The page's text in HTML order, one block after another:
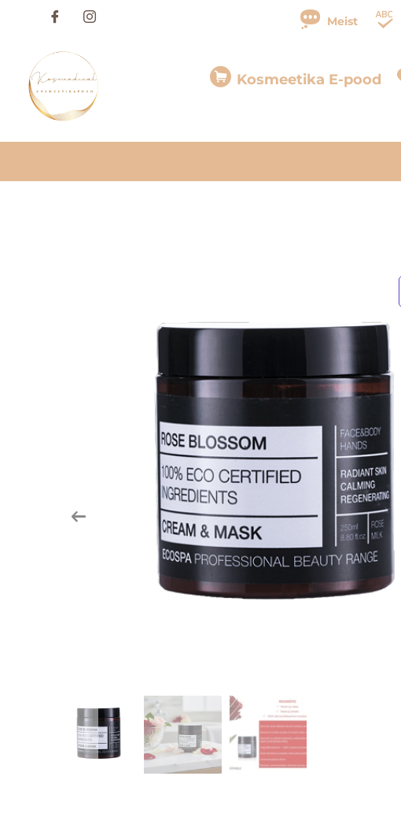
content
Meist
Kosmeetika E-pood